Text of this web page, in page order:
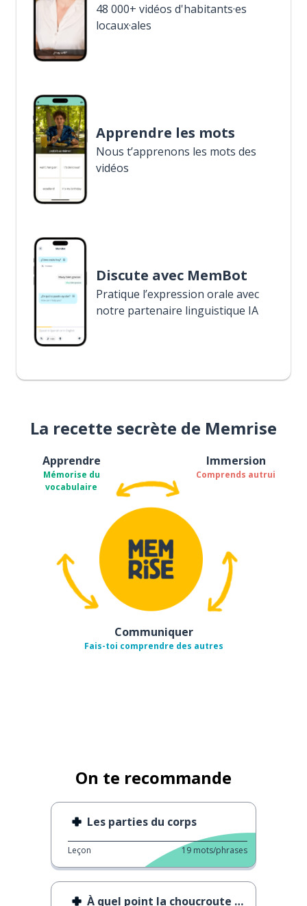
48 000+ vidéos d'habitants·es
locaux·ales
Apprendre les mots
Nous t’apprenons les mots des
vidéos
Discute avec MemBot
Pratique l’expression orale avec
notre partenaire linguistique IA
La recette secrète de Memrise
Apprendre
Mémorise du
vocabulaire
Immersion
Comprends autrui
Communiquer
Fais-toi comprendre des autres
On te recommande
Les parties du corps
Leçon 19 mots/phrases
À quel point la choucroute est-elle saine ?